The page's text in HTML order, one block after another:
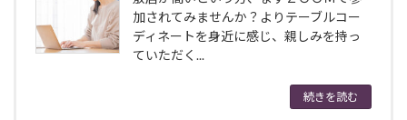
加されてみませんか？よりテーブルコー
ディネートを身近に感じ、親しみを持っ
ていただく...
続きを読む